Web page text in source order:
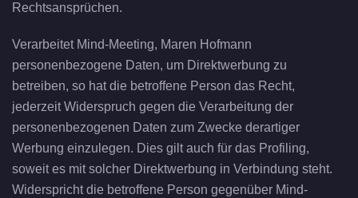
Rechtsansprüchen.
Verarbeitet Mind-Meeting, Maren Hofmann
personenbezogene Daten, um Direktwerbung zu
betreiben, so hat die betroffene Person das Recht,
jederzeit Widerspruch gegen die Verarbeitung der
personenbezogenen Daten zum Zwecke derartiger
Werbung einzulegen. Dies gilt auch für das Profiling,
soweit es mit solcher Direktwerbung in Verbindung steht.
Widerspricht die betroffene Person gegenüber Mind-